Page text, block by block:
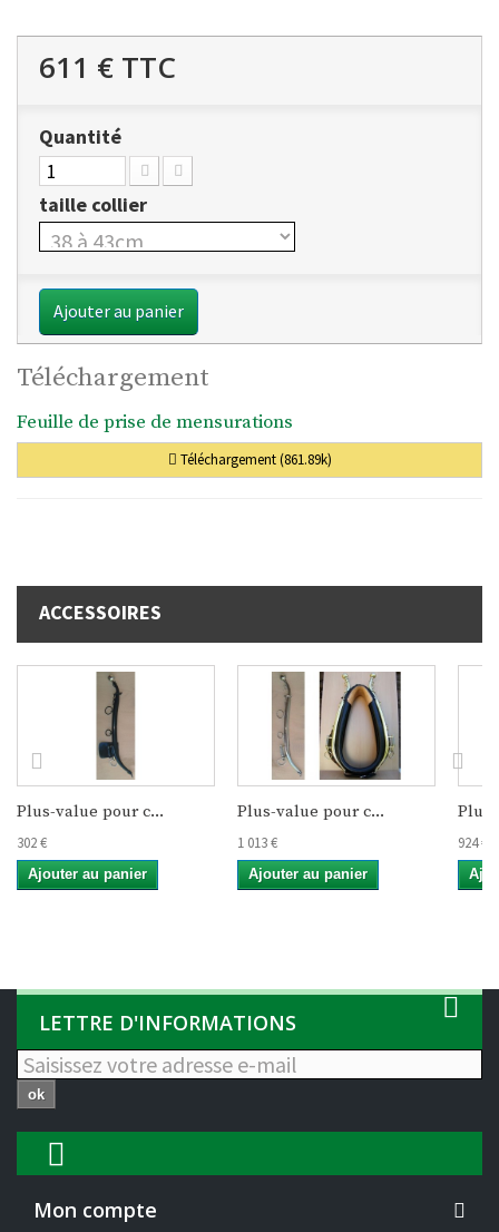
611 € TTC
Quantité
taille collier
Ajouter au panier
Téléchargement
Feuille de prise de mensurations
Téléchargement (861.89k)
ACCESSOIRES
Plus-value pour c...
302 €
Ajouter au panier
Plus-value pour c...
1 013 €
Ajouter au panier
924 €
LETTRE D'INFORMATIONS
ok
Mon compte